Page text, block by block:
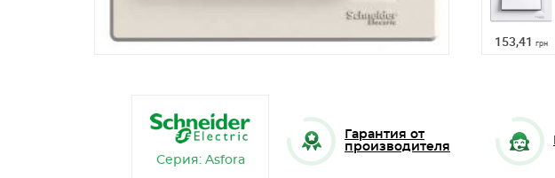
153,41 грн
Серия: Asfora
Гарантия от
производителя